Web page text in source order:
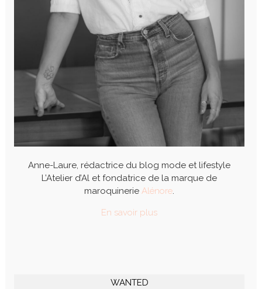
Anne-Laure, rédactrice du blog mode et lifestyle
L’Atelier d’Al et fondatrice de la marque de
maroquinerie Alénore.
En savoir plus
WANTED